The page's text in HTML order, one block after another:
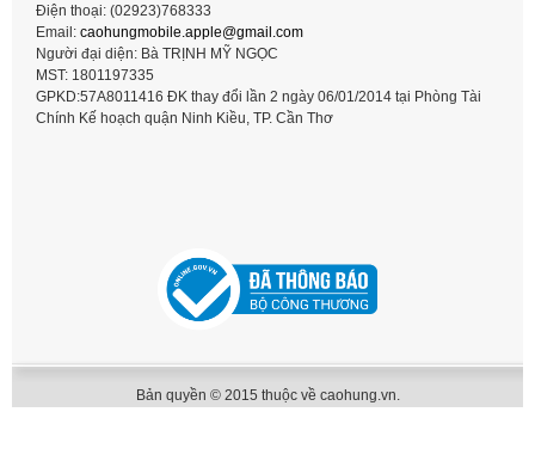
Điện thoại: (02923)768333
Email: caohungmobile. apple@gmail.com
Người đại diện: Bà TRỊNH MỸ NGỌC
MST: 1801197335
GPKD:57A8011416 ĐK thay đổi lần 2 ngày 06/01/2014 tại Phòng Tài
Chính Kế hoạch quận Ninh Kiều, TP. Cần Thơ
Bản quyền © 2015 thuộc về caohung.vn.